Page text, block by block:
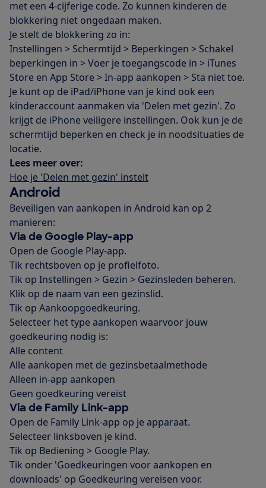
met een 4-cijferige code. Zo kunnen kinderen de
blokkering niet ongedaan maken.
Je stelt de blokkering zo in:
Instellingen > Schermtijd > Beperkingen > Schakel
beperkingen in > Voer je toegangscode in > iTunes
Store en App Store > In-app aankopen > Sta niet toe.
Je kunt op de iPad/iPhone van je kind ook een
kinderaccount aanmaken via 'Delen met gezin'. Zo
krijgt de iPhone veiligere instellingen. Ook kun je de
schermtijd beperken en check je in noodsituaties de
locatie.
Lees meer over:
Hoe je 'Delen met gezin' instelt
Android
Beveiligen van aankopen in Android kan op 2
manieren:
Via de Google Play-app
Open de Google Play-app.
Tik rechtsboven op je profielfoto.
Tik op Instellingen > Gezin > Gezinsleden beheren.
Klik op de naam van een gezinslid.
Tik op Aankoopgoedkeuring.
Selecteer het type aankopen waarvoor jouw
goedkeuring nodig is:
Alle content
Alle aankopen met de gezinsbetaalmethode
Alleen in-app aankopen
Geen goedkeuring vereist
Via de Family Link-app
Open de Family Link-app op je apparaat.
Selecteer linksboven je kind.
Tik op Bediening > Google Play.
Tik onder 'Goedkeuringen voor aankopen en
downloads' op Goedkeuring vereisen voor.